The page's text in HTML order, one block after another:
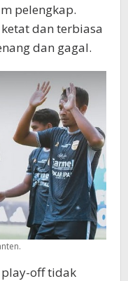
pelengkap.
dan terbiasa
dan gagal.
off tidak